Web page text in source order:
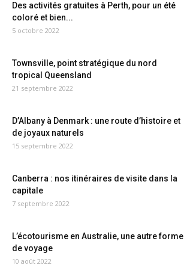
Des activités gratuites à Perth, pour un été
coloré et bien...
5 octobre 2022
Townsville, point stratégique du nord
tropical Queensland
21 septembre 2022
D’Albany à Denmark : une route d’histoire et
de joyaux naturels
15 septembre 2022
Canberra : nos itinéraires de visite dans la
capitale
7 septembre 2022
L’écotourisme en Australie, une autre forme
de voyage
10 août 2022